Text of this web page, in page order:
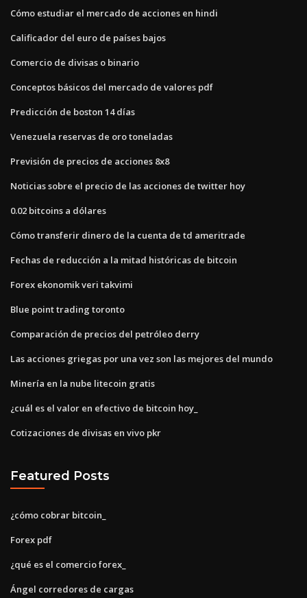
Cómo estudiar el mercado de acciones en hindi
Calificador del euro de países bajos
Comercio de divisas o binario
Conceptos básicos del mercado de valores pdf
Predicción de boston 14 días
Venezuela reservas de oro toneladas
Previsión de precios de acciones 8x8
Noticias sobre el precio de las acciones de twitter hoy
0.02 bitcoins a dólares
Cómo transferir dinero de la cuenta de td ameritrade
Fechas de reducción a la mitad históricas de bitcoin
Forex ekonomik veri takvimi
Blue point trading toronto
Comparación de precios del petróleo derry
Las acciones griegas por una vez son las mejores del mundo
Minería en la nube litecoin gratis
¿cuál es el valor en efectivo de bitcoin hoy_
Cotizaciones de divisas en vivo pkr
Featured Posts
¿cómo cobrar bitcoin_
Forex pdf
¿qué es el comercio forex_
Ángel corredores de cargas